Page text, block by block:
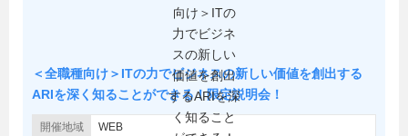
＜全職種向け＞ITの力でビジネスの新しい価値を創出する
ARIを深く知ることができる！限定説明会！
開催地域 WEB